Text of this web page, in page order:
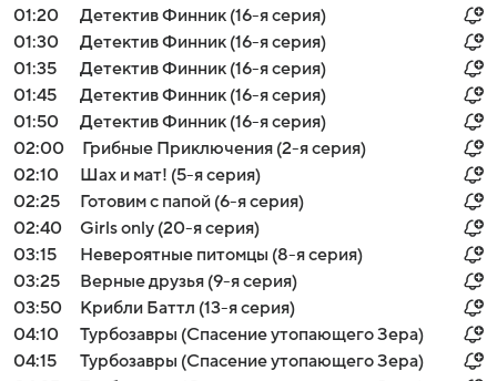
01:20
Детектив Финник (16-я серия)
01:30
Детектив Финник (16-я серия)
01:35
Детектив Финник (16-я серия)
01:45
Детектив Финник (16-я серия)
01:50
Детектив Финник (16-я серия)
02:00
Грибные Приключения (2-я серия)
02:10
Шах и мат! (5-я серия)
02:25
Готовим с папой (6-я серия)
02:40
Girls only (20-я серия)
03:15
Невероятные питомцы (8-я серия)
03:25
Верные друзья (9-я серия)
03:50
Крибли Баттл (13-я серия)
04:10
Турбозавры (Спасение утопающего Зера)
04:15
Турбозавры (Спасение утопающего Зера)